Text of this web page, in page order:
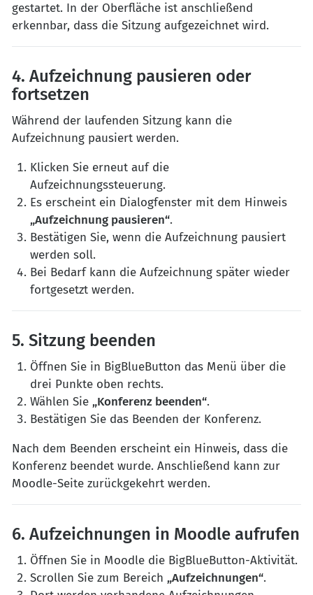
gestartet. In der Oberfläche ist anschließend
erkennbar, dass die Sitzung aufgezeichnet wird.
4. Aufzeichnung pausieren oder
fortsetzen
Während der laufenden Sitzung kann die
Aufzeichnung pausiert werden.
Klicken Sie erneut auf die
Aufzeichnungssteuerung.
Es erscheint ein Dialogfenster mit dem Hinweis
„Aufzeichnung pausieren“.
Bestätigen Sie, wenn die Aufzeichnung pausiert
werden soll.
Bei Bedarf kann die Aufzeichnung später wieder
fortgesetzt werden.
5. Sitzung beenden
Öffnen Sie in BigBlueButton das Menü über die
drei Punkte oben rechts.
Wählen Sie „Konferenz beenden“.
Bestätigen Sie das Beenden der Konferenz.
Nach dem Beenden erscheint ein Hinweis, dass die
Konferenz beendet wurde. Anschließend kann zur
Moodle-Seite zurückgekehrt werden.
6. Aufzeichnungen in Moodle aufrufen
Öffnen Sie in Moodle die BigBlueButton-Aktivität.
Scrollen Sie zum Bereich „Aufzeichnungen“.